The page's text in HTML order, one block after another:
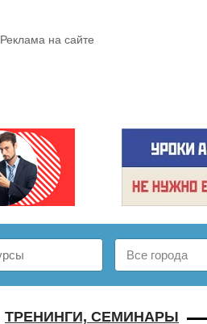
Реклама на сайте
ТРЕНИНГИ, СЕМИНАРЫ